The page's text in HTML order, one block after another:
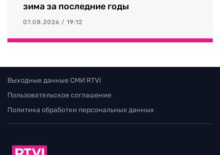
зима за последние годы
07.08.2026 / 19:12
Выходные данные СМИ RTVI
Пользовательское соглашение
Политика обработки персональных данных